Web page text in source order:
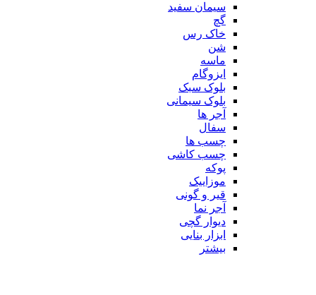
سیمان سفید
گچ
خاک رس
شن
ماسه
ایزوگام
بلوک سبک
بلوک سیمانی
آجر ها
سفال
چسب ها
چسب کاشی
پوکه
موزاییک
قیر و گونی
آجر نما
دیوار گچی
ابزار بنایی
بیشتر